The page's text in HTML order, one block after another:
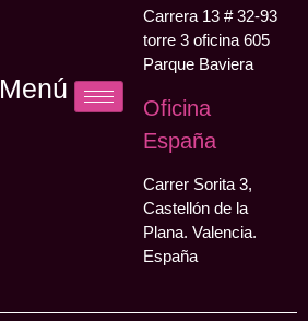
Menú
Carrera 13 # 32-93
torre 3 oficina 605
Parque Baviera
Oficina
España
Carrer Sorita 3,
Castellón de la
Plana. Valencia.
España